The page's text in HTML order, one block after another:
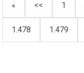
« << 1
1.478 1.479